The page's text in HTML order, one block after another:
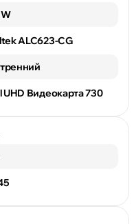
ALC623-CG
UHD Видеокарта 730